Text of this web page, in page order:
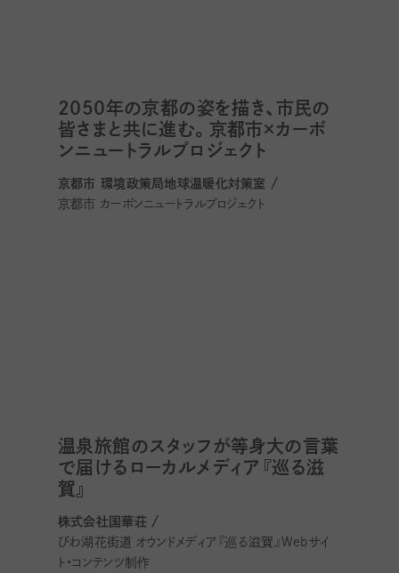
2050年の京都の姿を描き、市民の
皆さまと共に進む。京都市×カーボ
ンニュートラルプロジェクト
京都市 環境政策局地球温暖化対策室 /
京都市 カーボンニュートラルプロジェクト
温泉旅館のスタッフが等身大の言葉
で届けるローカルメディア『巡る滋
賀』
株式会社国華荘 /
びわ湖花街道 オウンドメディア『巡る滋賀』Webサイ
ト・コンテンツ制作